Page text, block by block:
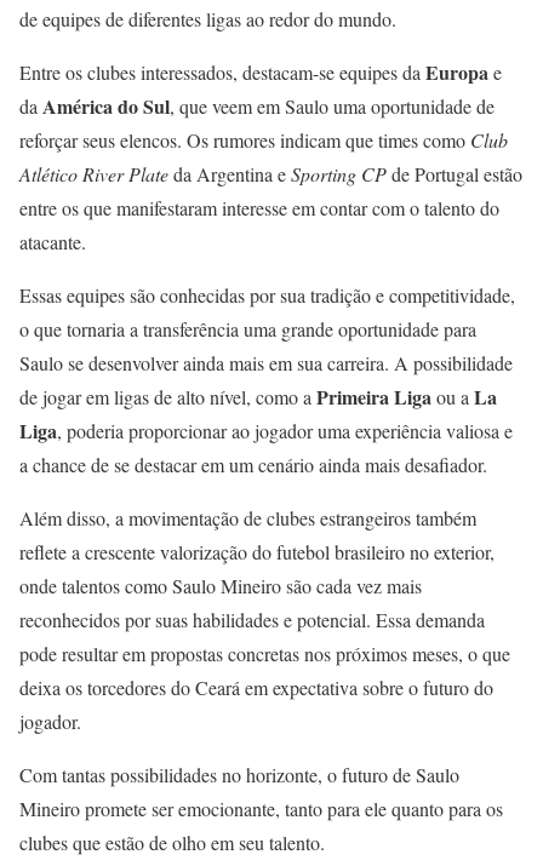
de equipes de diferentes ligas ao redor do mundo.
Entre os clubes interessados, destacam-se equipes da Europae
da América do Sul, que veem em Saulo uma oportunidade de
reforçar seus elencos. Os rumores indicam que times como Club
Atlético River Plateda Argentina eSporting CPde Portugal estão
entre os que manifestaram interesse em contar com o talento do
atacante.
Essas equipes são conhecidas por sua tradição e competitividade,
o que tornaria a transferência uma grande oportunidade para
Saulo se desenvolver ainda mais em sua carreira. A possibilidade
de jogar em ligas de alto nível, como a Primeira Ligaou a La
Liga, poderia proporcionar ao jogador uma experiência valiosa e
a chance de se destacar em um cenário ainda mais desafiador.
Além disso, a movimentação de clubes estrangeiros também
reflete a crescente valorização do futebol brasileiro no exterior,
onde talentos como Saulo Mineiro são cada vez mais
reconhecidos por suas habilidades e potencial. Essa demanda
pode resultar em propostas concretas nos próximos meses, o que
deixa os torcedores do Ceará em expectativa sobre o futuro do
jogador.
Com tantas possibilidades no horizonte, o futuro de Saulo
Mineiro promete ser emocionante, tanto para ele quanto para os
clubes que estão de olho em seu talento.